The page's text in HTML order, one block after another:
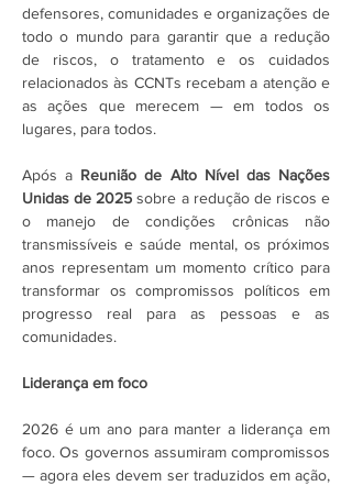
defensores, comunidades e organizações de
todo o mundo para garantir que a redução
de riscos, o tratamento e os cuidados
relacionados às CCNTs recebam a atenção e
as ações que merecem — em todos os
lugares, para todos.
Após a Reunião de Alto Nível das Nações
Unidas de 2025 sobre a redução de riscos e
o manejo de condições crônicas não
transmissíveis e saúde mental, os próximos
anos representam um momento crítico para
transformar os compromissos políticos em
progresso real para as pessoas e as
comunidades.
Liderança em foco
2026 é um ano para manter a liderança em
foco. Os governos assumiram compromissos
— agora eles devem ser traduzidos em ação,